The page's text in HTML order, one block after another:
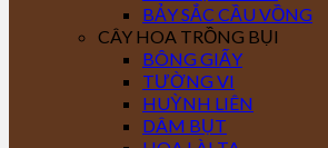
BẢY SẮC CẦU VỒNG
CÂY HOA TRỒNG BỤI
BÔNG GIẤY
TƯỜNG VI
HUỲNH LIÊN
DÂM BỤT